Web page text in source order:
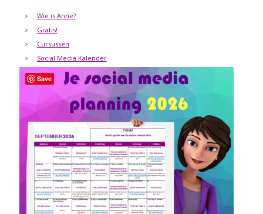
Wie is Anne?
Gratis!
Cursussen
Social Media Kalender
Save